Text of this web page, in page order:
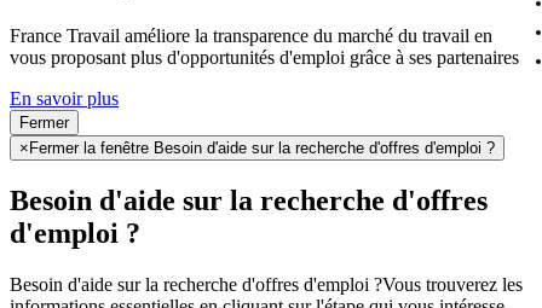
France Travail améliore la transparence du marché du travail en
vous proposant plus d'opportunités d'emploi grâce à ses partenaires
En savoir plus
Fermer
× Fermer la fenêtre Besoin d'aide sur la recherche d'offres d'emploi ?
Besoin d'aide sur la recherche d'offres
d'emploi ?
Besoin d'aide sur la recherche d'offres d'emploi ?Vous trouverez les